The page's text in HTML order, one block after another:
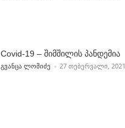
Covid-19 – შიმშილის პანდემია
POSTED BY
ᲒᲕᲐᲜᲪᲐ ᲚᲝᲛᲘᲫᲔ 27 ᲗᲔᲑᲔᲠᲕᲐᲚᲘ, 2021